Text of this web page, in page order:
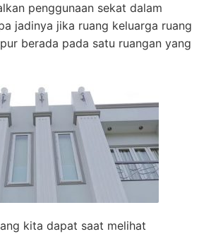
penggunaan sekat dalam
jadinya jika ruang keluarga ruang
berada pada satu ruangan yang
kita dapat saat melihat